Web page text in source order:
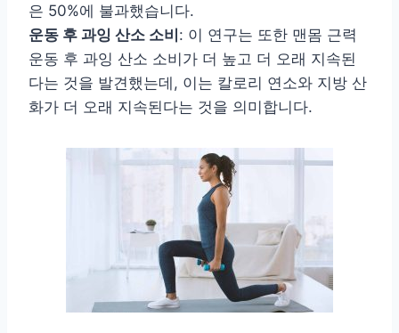
은 50%에 불과했습니다.
운동 후 과잉 산소 소비: 이 연구는 또한 맨몸 근력
운동 후 과잉 산소 소비가 더 높고 더 오래 지속된
다는 것을 발견했는데, 이는 칼로리 연소와 지방 산
화가 더 오래 지속된다는 것을 의미합니다.